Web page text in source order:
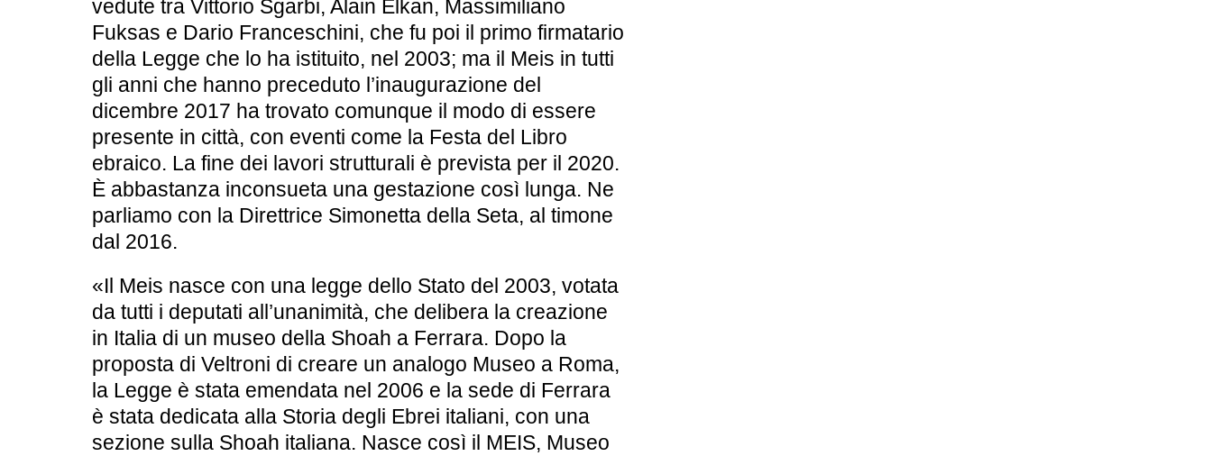
vedute tra Vittorio Sgarbi, Alain Elkan, Massimiliano
Fuksas e Dario Franceschini, che fu poi il primo firmatario
della Legge che lo ha istituito, nel 2003; ma il Meis in tutti
gli anni che hanno preceduto l’inaugurazione del
dicembre 2017 ha trovato comunque il modo di essere
presente in città, con eventi come la Festa del Libro
ebraico. La fine dei lavori strutturali è prevista per il 2020.
È abbastanza inconsueta una gestazione così lunga. Ne
parliamo con la Direttrice Simonetta della Seta, al timone
dal 2016.
«Il Meis nasce con una legge dello Stato del 2003, votata
da tutti i deputati all’unanimità, che delibera la creazione
in Italia di un museo della Shoah a Ferrara. Dopo la
proposta di Veltroni di creare un analogo Museo a Roma,
la Legge è stata emendata nel 2006 e la sede di Ferrara
è stata dedicata alla Storia degli Ebrei italiani, con una
sezione sulla Shoah italiana. Nasce così il MEIS, Museo